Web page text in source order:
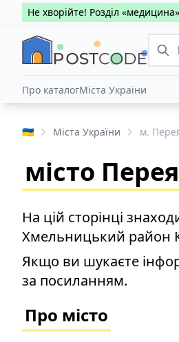
Не хворійте! Розділ
Про каталогМіста України
🇺🇦 Міста України м.
місто
На цій сторінці
Хмельницький район
Якщо ви шукаєте
за посиланням.
Про місто